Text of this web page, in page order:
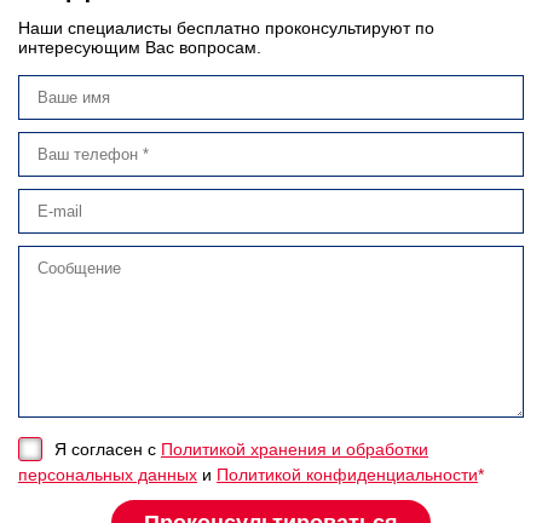
Наши специалисты бесплатно проконсультируют по
интересующим Вас вопросам.
Я согласен с Политикой хранения и обработки
персональных данных и Политикой конфиденциальности*